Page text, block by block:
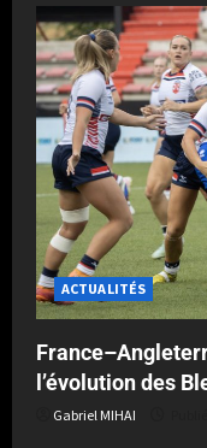
ACTUALITÉS
l’évolution des
Gabriel MIHAI